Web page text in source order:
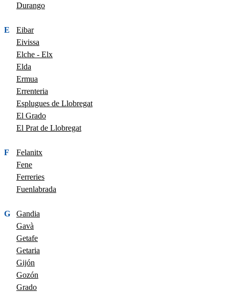
Durango
E
Eibar
Eivissa
Elche - Elx
Elda
Ermua
Errenteria
Esplugues de Llobregat
El Grado
El Prat de Llobregat
F
Felanitx
Fene
Ferreries
Fuenlabrada
G
Gandia
Gavà
Getafe
Getaria
Gijón
Gozón
Grado